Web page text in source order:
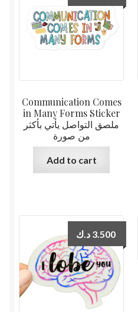
Communication Comes
in Many Forms Sticker
ملصق التواصل يأتي بأكثر
من صورة
Add to cart
3.500 د.ك